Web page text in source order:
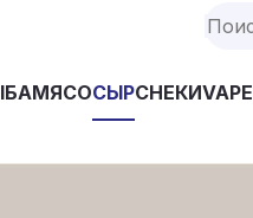
МЯСОСЫРСНЕКИVAPE